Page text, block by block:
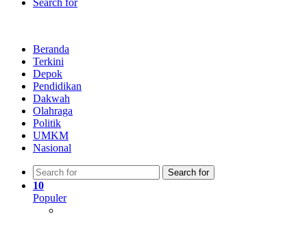
Search for
Beranda
Terkini
Depok
Pendidikan
Dakwah
Olahraga
Politik
UMKM
Nasional
Search for
10
Populer